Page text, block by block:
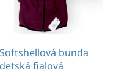
Softshellová bunda
detská fialová